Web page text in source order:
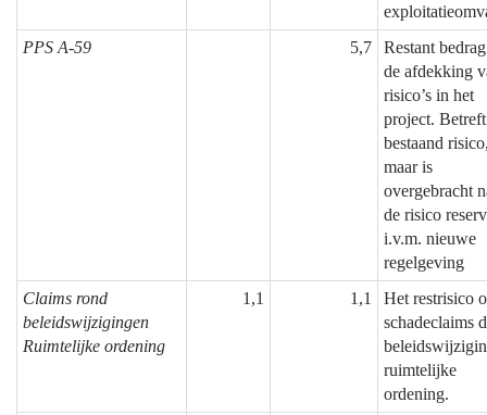
PPS A-59
5,7
Restant
de afdekking
risico’s in het
project.
bestaand
maar is
overgebracht
de risico
i.v.m. nieuwe
regelgeving
Claims rond
beleidswijzigingen
Ruimtelijke ordening
1,1 1,1
Het restrisico
schadeclaims
ruimtelijke
ordening.